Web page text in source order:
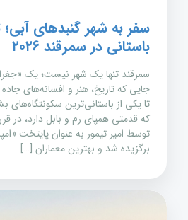
سفر به شهر گنبدهای
باستانی در سمرقند ۲۰۲۶
سمرقند تنها یک شهر نیست؛ یک
جایی که تاریخ، هنر و افسانه‌های
تا یکی از باستانی‌ترین سکونتگاه‌های
که قدمتی همپای رم و بابل دارد، در
توسط امیر تیمور به عنوان پایتخت
برگزیده شد و بهترین معماران […]